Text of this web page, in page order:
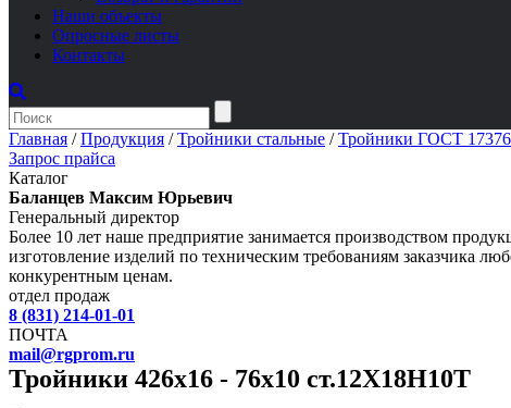
Наши объекты
Опросные листы
Контакты
Главная /Продукция /Тройники стальные /Тройники ГОСТ
Запрос прайса
Каталог
Баланцев Максим Юрьевич
Генеральный директор
Более 10 лет наше предприятие занимается производством
изготовление изделий по техническим требованиям заказчика
конкурентным ценам.
отдел продаж
8 (831) 214-01-01
ПОЧТА
mail@rgprom.ru
Тройники 426х16 - 76х10 ст.12Х18Н10Т